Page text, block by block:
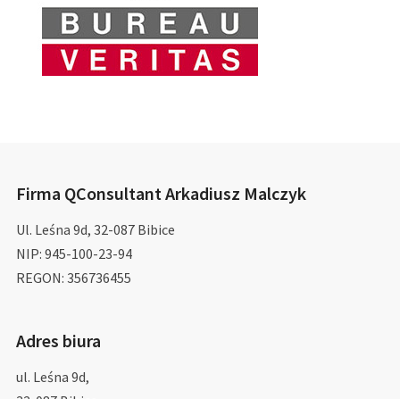
Firma QConsultant Arkadiusz Malczyk
Ul. Leśna 9d, 32-087 Bibice
NIP: 945-100-23-94
REGON: 356736455
Adres biura
ul. Leśna 9d,